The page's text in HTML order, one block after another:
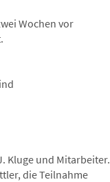
Wochen vor
Kluge und Mitarbeiter.
die Teilnahme